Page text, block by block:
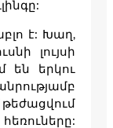
է: Խաղ,
լույսի
են երկու